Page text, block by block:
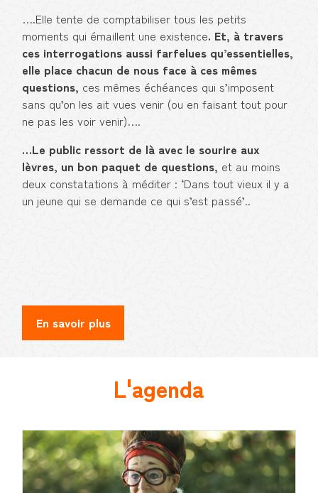
….Elle tente de comptabiliser tous les petits
moments qui émaillent une existence. Et, à travers
ces interrogations aussi farfelues qu’essentielles,
elle place chacun de nous face à ces mêmes
questions, ces mêmes échéances qui s’imposent
sans qu’on les ait vues venir (ou en faisant tout pour
ne pas les voir venir)….
…Le public ressort de là avec le sourire aux
lèvres, un bon paquet de questions, et au moins
deux constatations à méditer : ‘Dans tout vieux il y a
un jeune qui se demande ce qui s’est passé’..
En savoir plus
L'agenda